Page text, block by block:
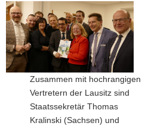
die
Mitte!«:
Chemnitz
überzeugt
mit
zwei
Projekten"
Zusammen mit hochrangigen
Vertretern der Lausitz sind
Staatssekretär Thomas
Kralinski (Sachsen) und